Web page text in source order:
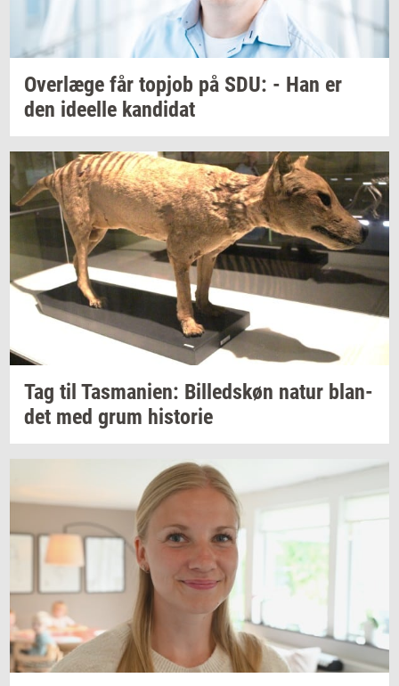
Over­læ­ge får topjob på SDU: - Han er
den ide­el­le kan­di­dat
Tag til Tas­ma­ni­en: Bil­leds­køn natur blan­
det med grum hi­sto­rie